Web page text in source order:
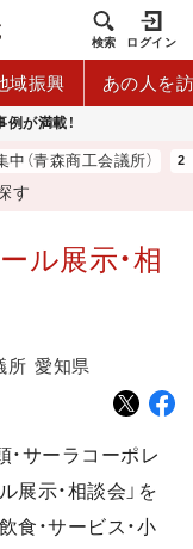
検索 ログイン
域振興 あの人を
が満載！
（青森商工会議所）
す
ル展示・相
所 愛知県
・サーラコーポレ
展示・相談会」を
食・サービス・小